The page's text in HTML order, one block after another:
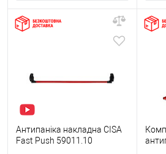
Антипаніка накладна CISA
Fast Push 59011.10